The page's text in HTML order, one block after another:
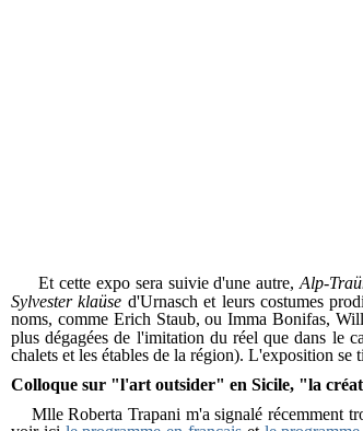
Et cette expo sera suivie d'une autre,Alp-
Sylvester klaüse d'Urnasch et leurs costumes
noms, comme Erich Staub, ou Imma Bonifas,
plus dégagées de l'imitation du réel que dans le
chalets et les étables de la région). L'exposition
Colloque sur "l'art outsider" en Sicile, "la
Mlle Roberta Trapani m'a signalé récemment